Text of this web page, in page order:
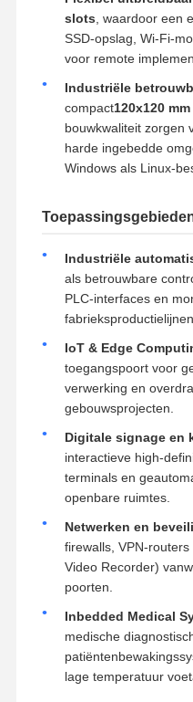
slots , waardoor een
SSD-opslag, Wi-Fi-
voor remote
Industriële
compact120x120
bouwkwaliteit zorgen
harde ingebedde
Windows als Linux-
Industriële
als betrouwbare
PLC-interfaces en
fabrieksproductielijnen.
IoT & Edge
toegangspoort voor
verwerking en
gebouwsprojecten.
Digitale signage en
interactieve high-
terminals en
openbare ruimtes.
Netwerken en
firewalls, VPN-
Video Recorder)
poorten.
Inbedded Medical
medische
lage temperatuur